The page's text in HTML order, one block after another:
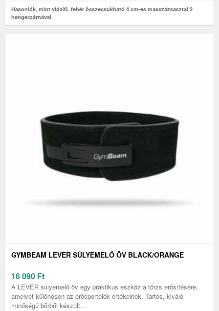
Hasonlók, mint vidaXL fehér összecsukható 4 cm-es masszázsasztal 2
hengerpárnával
GYMBEAM LEVER SÚLYEMELŐ ÖV BLACK/ORANGE
16 090 Ft
A LEVER súlyemelő öv egy praktikus eszköz a törzs erősítésére,
amelyet különösen az erősportolók értékelnek. Tartós, kiváló
minőségű bőrből készült...